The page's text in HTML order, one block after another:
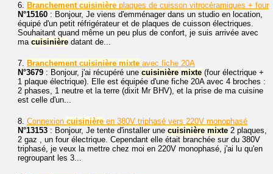
6. Branchement cuisinière plaques de cuisson vitrocéramiques + four
N°15160 : Bonjour, Je viens d'emménager dans un studio en location,
équipé d'un petit réfrigérateur et de plaques de cuisson électriques.
Souhaitant quand même un peu plus de confort, je suis arrivée avec
ma cuisinière datant de...
7. Branchement cuisinière mixte avec fiche 20A
N°3679 : Bonjour, j'ai récupéré une cuisinière mixte (four électrique +
1 plaque électrique). Elle est équipée d'une fiche 20A avec 4 broches :
2 phases, 1 neutre et la terre (dixit Mr BHV), et la prise de ma cuisine
est celle d'un...
8. Connexion cuisinière en 380V triphasé vers 220V monophasé
N°13153 : Bonjour, Je tente d'installer une cuisinière mixte 2 plaques,
2 gaz , un four électrique. Cependant elle était branchée sur du 380V
triphasé, je veux la mettre chez moi en 220V monophasé, j'ai lu qu'en
regroupant les 3...